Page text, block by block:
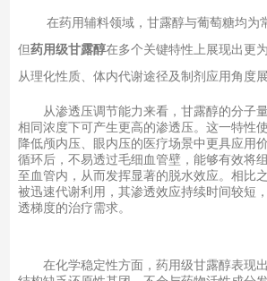
在药用辅料领域，甘露醇与葡萄糖均为常
但药用级甘露醇在多个关键特性上展现出更
从理化性质、体内代谢途径及制剂应用角度展
从渗透压调节能力来看，甘露醇的分子
相同浓度下可产生更高的渗透压。这一特性
降低颅内压、眼内压的医疗场景中更具应用
循环后，不易透过毛细血管壁，能够有效将
至血管内，从而发挥显著的脱水效应。相比
被迅速代谢利用，其渗透效应持续时间较短
透梯度的治疗需求。
在化学稳定性方面，药用级甘露醇表现